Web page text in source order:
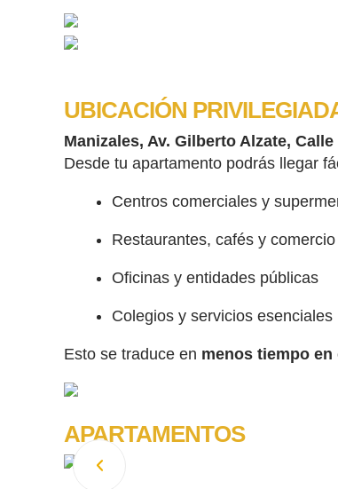
UBICACIÓN
Manizales, Av. Gilberto Alzate, Calle
Desde tu apartamento podrás llegar
Centros comerciales y
Restaurantes, cafés y comercio
Oficinas y entidades públicas
Colegios y servicios esenciales
Esto se traduce en menos tiempo
APARTAMENTOS